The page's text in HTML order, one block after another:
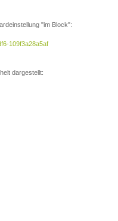
"im Block":
109f3a28a5af
dargestellt: